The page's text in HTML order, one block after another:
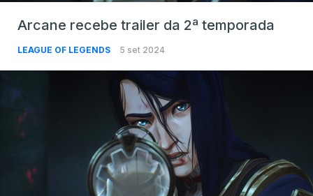
Arcane recebe trailer da 2ª temporada
LEAGUE OF LEGENDS 5 set 2024